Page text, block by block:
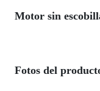
Motor sin
Fotos del